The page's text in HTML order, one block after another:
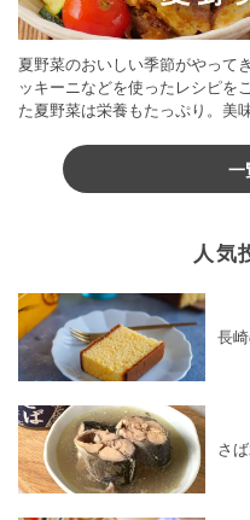
夏野菜のおいしい季節がやって
ッキーニなどを使ったレシピを
た夏野菜は栄養もたっぷり。美
一
人気
長
さ